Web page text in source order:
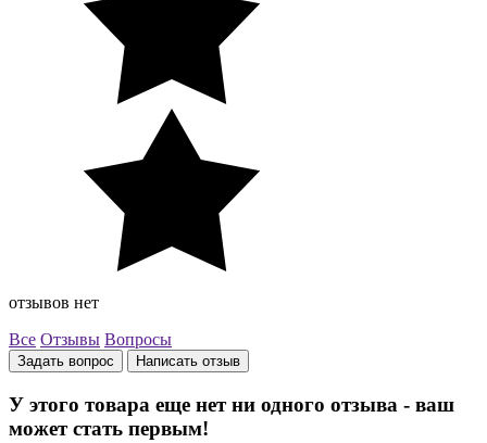
отзывов нет
Все Отзывы Вопросы
Задать вопрос Написать отзыв
У этого товара еще нет ни одного отзыва - ваш
может стать первым!